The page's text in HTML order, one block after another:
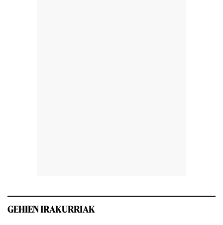
GEHIEN IRAKURRIAK